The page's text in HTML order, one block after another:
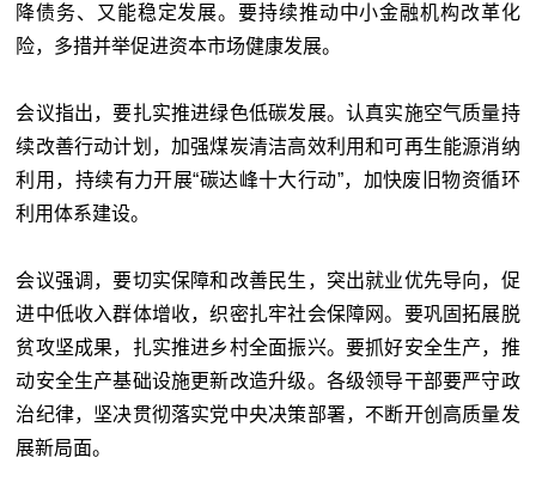
降债务、又能稳定发展。要持续推动中小金融机构改革化
险，多措并举促进资本市场健康发展。
会议指出，要扎实推进绿色低碳发展。认真实施空气质量持
续改善行动计划，加强煤炭清洁高效利用和可再生能源消纳
利用，持续有力开展“碳达峰十大行动”，加快废旧物资循环
利用体系建设。
会议强调，要切实保障和改善民生，突出就业优先导向，促
进中低收入群体增收，织密扎牢社会保障网。要巩固拓展脱
贫攻坚成果，扎实推进乡村全面振兴。要抓好安全生产，推
动安全生产基础设施更新改造升级。各级领导干部要严守政
治纪律，坚决贯彻落实党中央决策部署，不断开创高质量发
展新局面。